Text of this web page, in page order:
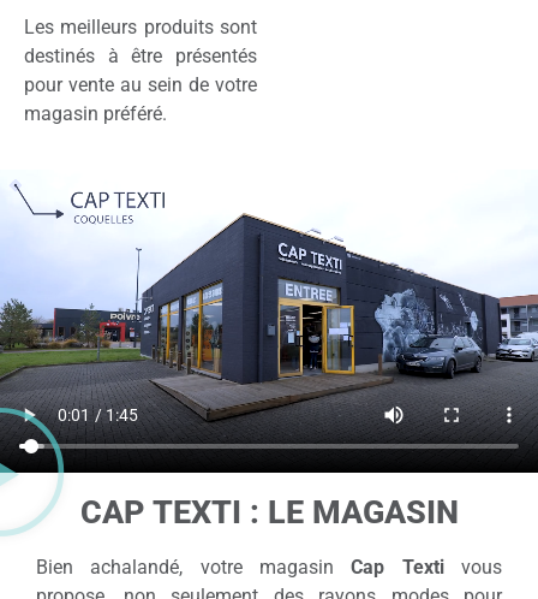
Les meilleurs produits sont
destinés à être présentés
pour vente au sein de votre
magasin préféré.
CAP TEXTI : LE MAGASIN
Bien achalandé, votre magasinCap Textivous